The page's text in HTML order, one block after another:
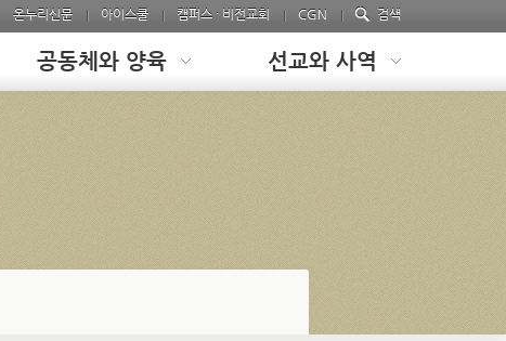
온누리신문 아이스쿨 캠퍼스 · 비전교회 CGN 검색
공동체와 양육 선교와 사역